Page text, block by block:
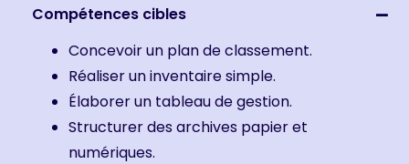
Compétences cibles
Concevoir un plan de classement.
Réaliser un inventaire simple.
Élaborer un tableau de gestion.
Structurer des archives papier et
numériques.